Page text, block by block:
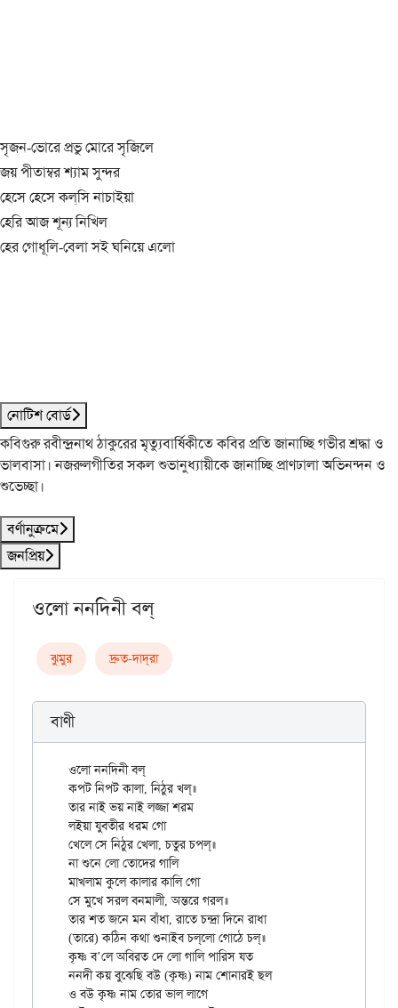
সৃজন-ভোরে প্রভু মোরে সৃজিলে
জয় পীতাম্বর শ্যাম সুন্দর
হেসে হেসে কল্‌সি নাচাইয়া
হেরি আজ শূন্য নিখিল
হের গোধূলি-বেলা সই ঘনিয়ে এলো
নোটিশ বোর্ড
কবিগুরু রবীন্দ্রনাথ ঠাকুরের মৃত্যুবার্ষিকীতে কবির প্রতি জানাচ্ছি গভীর শ্রদ্ধা ও
ভালবাসা। নজরুলগীতির সকল শুভানুধ্যায়ীকে জানাচ্ছি প্রাণঢালা অভিনন্দন ও
শুভেচ্ছা।
বর্ণানুক্রমে
জনপ্রিয়
ওলো ননদিনী বল্
ঝুমুর দ্রুত-দাদ্‌রা
বাণী
ওলো ননদিনী বল্
কপট নিপট কালা, নিঠুর খল্॥
তার নাই ভয় নাই লজ্জা শরম
লইয়া যুবতীর ধরম গো
খেলে সে নিঠুর খেলা, চতুর চপল্॥
না শুনে লো তোদের গালি
মাখলাম কুলে কালার কালি গো
সে মুখে সরল বনমালী, অন্তরে গরল॥
তার শত জনে মন বাঁধা, রাতে চন্দ্রা দিনে রাধা
(তারে) কঠিন কথা শুনাইব চল্‌লো গোঠে চল্॥
কৃষ্ণ ব’লে অবিরত দে লো গালি পারিস যত
ননদী কয় বুঝেছি বউ (কৃষ্ণ) নাম শোনারই ছল
ও বউ কৃষ্ণ নাম তোর ভাল লাগে